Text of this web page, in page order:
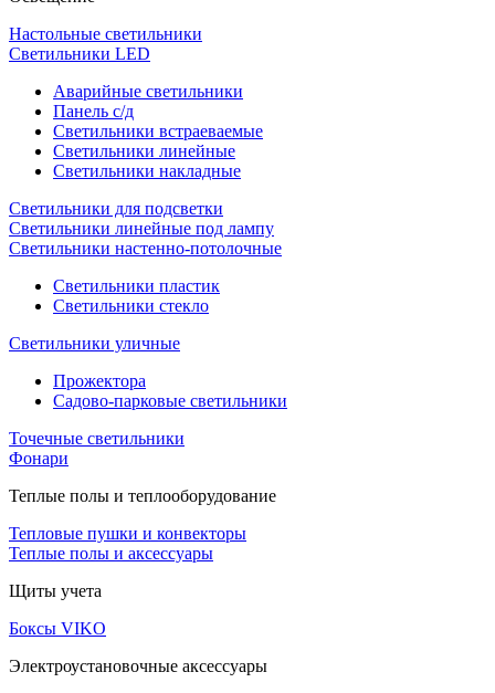
Настольные светильники
Светильники LED
Аварийные светильники
Панель с/д
Светильники встраеваемые
Светильники линейные
Светильники накладные
Светильники для подсветки
Светильники линейные под лампу
Светильники настенно-потолочные
Светильники плаcтик
Светильники стекло
Светильники уличные
Прожектора
Садово-парковые светильники
Точечные светильники
Фонари
Теплые полы и теплооборудование
Тепловые пушки и конвекторы
Теплые полы и аксессуары
Щиты учета
Боксы VIKO
Электроустановочные аксессуары